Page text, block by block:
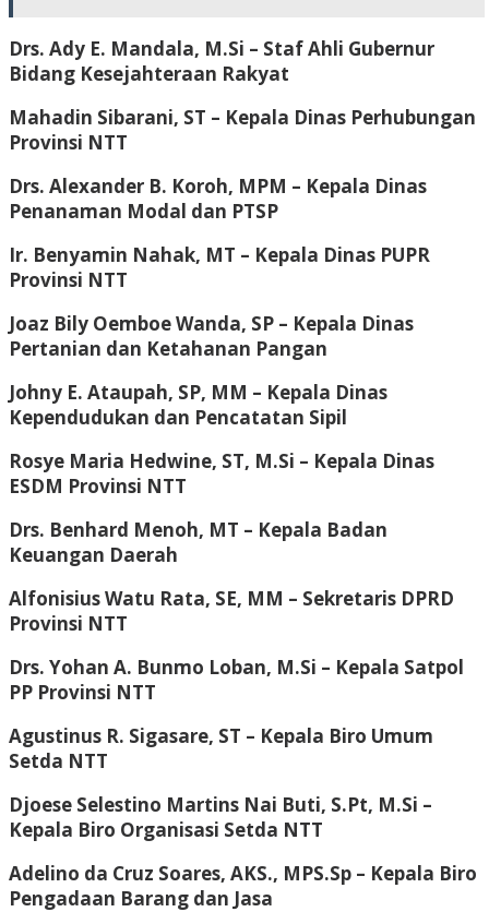
Drs. Ady E. Mandala, M.Si – Staf Ahli Gubernur
Bidang Kesejahteraan Rakyat
Mahadin Sibarani, ST – Kepala Dinas Perhubungan
Provinsi NTT
Drs. Alexander B. Koroh, MPM – Kepala Dinas
Penanaman Modal dan PTSP
Ir. Benyamin Nahak, MT – Kepala Dinas PUPR
Provinsi NTT
Joaz Bily Oemboe Wanda, SP – Kepala Dinas
Pertanian dan Ketahanan Pangan
Johny E. Ataupah, SP, MM – Kepala Dinas
Kependudukan dan Pencatatan Sipil
Rosye Maria Hedwine, ST, M.Si – Kepala Dinas
ESDM Provinsi NTT
Drs. Benhard Menoh, MT – Kepala Badan
Keuangan Daerah
Alfonisius Watu Rata, SE, MM – Sekretaris DPRD
Provinsi NTT
Drs. Yohan A. Bunmo Loban, M.Si – Kepala Satpol
PP Provinsi NTT
Agustinus R. Sigasare, ST – Kepala Biro Umum
Setda NTT
Djoese Selestino Martins Nai Buti, S.Pt, M.Si –
Kepala Biro Organisasi Setda NTT
Adelino da Cruz Soares, AKS., MPS.Sp – Kepala Biro
Pengadaan Barang dan Jasa